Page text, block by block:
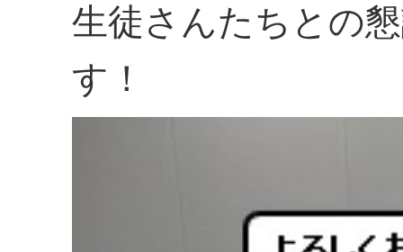
生徒さんたちとの
す！